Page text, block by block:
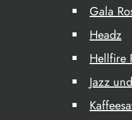
Gala
Headz
Hellfire
Jazz